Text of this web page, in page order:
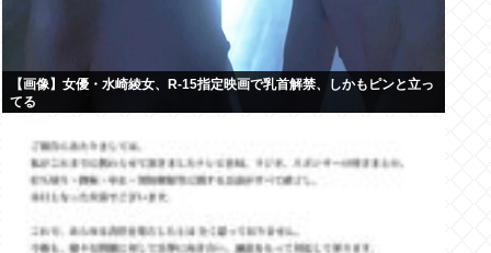
【画像】女優・水崎綾女、R-15指定映画で乳首解禁、しかもピンと立っ
てる